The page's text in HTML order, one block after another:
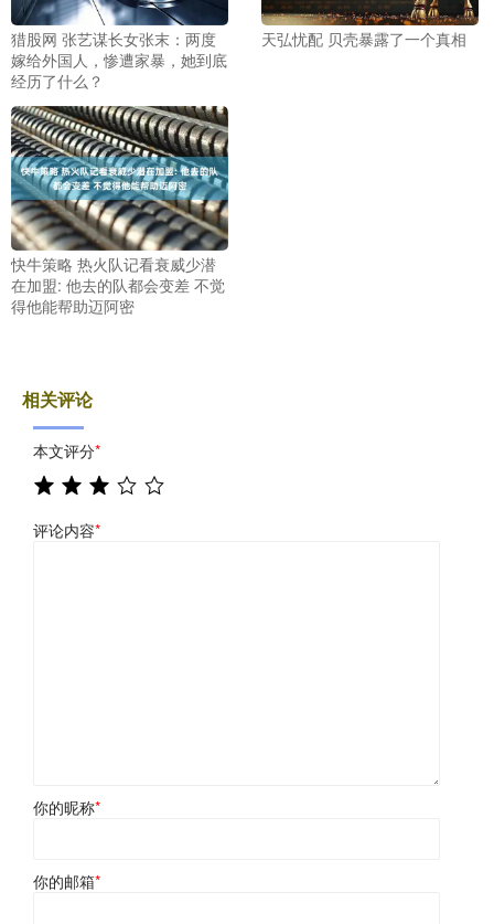
猎股网 张艺谋长女张末：两度
嫁给外国人，惨遭家暴，她到底
经历了什么？
天弘忧配 贝壳暴露了一个真相
快牛策略 热火队记看衰威少潜
在加盟: 他去的队都会变差 不觉
得他能帮助迈阿密
相关评论
本文评分*
评论内容*
你的昵称*
你的邮箱*